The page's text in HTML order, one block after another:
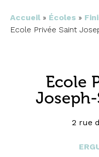
Accueil » Écoles »
Ecole Privée Saint
Ecole
2 rue